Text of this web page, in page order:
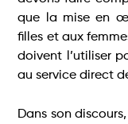
que la mise en
filles et aux
doivent l’utiliser
au service direct
Dans son